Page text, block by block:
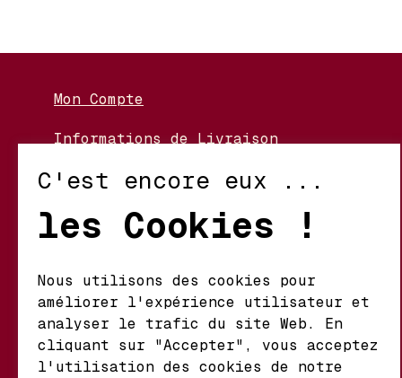
Mon Compte
Informations de Livraison
Conditions d’Utilisation
Mathieu S.A. Vins fins
d'origine
Chemin du Coteau 29 A
C'est encore eux ...
les Cookies !
Nous utilisons des cookies pour
améliorer l'expérience utilisateur et
analyser le trafic du site Web. En
cliquant sur "Accepter", vous acceptez
l'utilisation des cookies de notre